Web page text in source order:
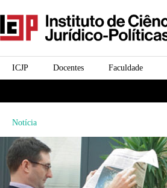
principal
icjp
menu-institucional Faculdade
Docentes
ICJP
Notícia